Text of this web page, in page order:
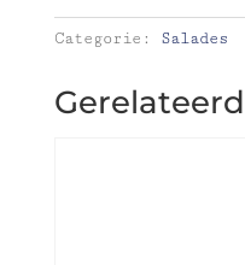
Categorie: Salades